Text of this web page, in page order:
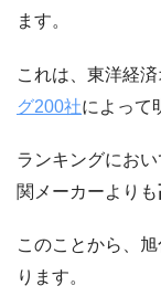
ます。
これは、東洋経
グ200社によって
ランキングにお
関メーカーよりも
このことから、
ります。